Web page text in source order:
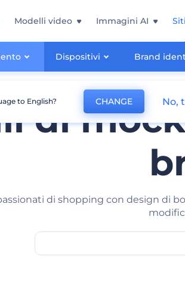
Modelli video Immagini AI
Dispositivi Brand
di
di shopping con design di
to English? CHANGE No,